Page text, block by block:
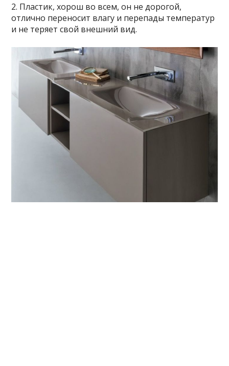
2. Пластик, хорош во всем, он не дорогой,
отлично переносит влагу и перепады температур
и не теряет свой внешний вид.